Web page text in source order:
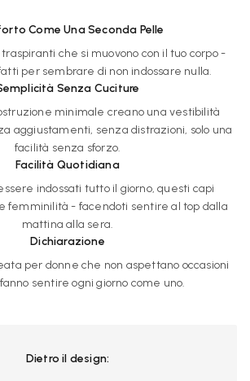
Come Una Seconda Pelle
che si muovono con il tuo corpo -
per sembrare di non indossare nulla.
Senza Cuciture
minimale creano una vestibilità
aggiustamenti, senza distrazioni, solo una
facilità senza sforzo.
Facilità Quotidiana
indossati tutto il giorno, questi capi
femminilità - facendoti sentire al top dalla
mattina alla sera.
Dichiarazione
per donne che non aspettano occasioni
sentire ogni giorno come uno.
Dietro il design: